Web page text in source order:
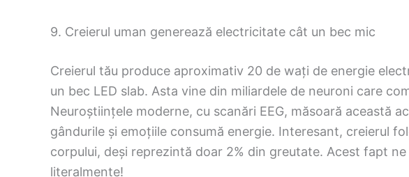
9. Creierul uman generează electricitate cât un bec mic
Creierul tău produce aproximativ 20 de wați de energie
un bec LED slab. Asta vine din miliardele de neuroni care
Neuroștiințele moderne, cu scanări EEG, măsoară această
gândurile și emoțiile consumă energie. Interesant, creierul
corpului, deși reprezintă doar 2% din greutate. Acest fapt
literalmente!